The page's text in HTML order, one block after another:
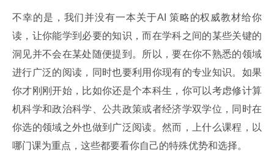
不幸的是，我们并没有一本关于AI 策略的权威教材给你
读，让你能学到必要的知识，而在学科之间的某些关键的
洞见并不会在某处随便提到。所以，要在你不熟悉的领域
进行广泛的阅读，同时也要利用你现有的专业知识。如果
你才刚刚开始，比如你还是个本科生，你可以考虑修计算
机科学和政治科学、公共政策或者经济学双学位，同时在
你选的领域之外也做到广泛阅读。然而，上什么课程，以
哪门课为重点，这些都要看你自己的特殊优势和选择。